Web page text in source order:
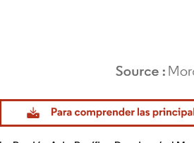
Imagen © Mordor Intelligence. El uso requiere